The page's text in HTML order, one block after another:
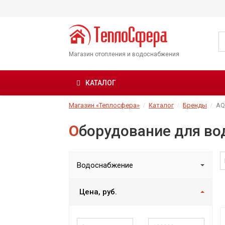
Магазин отопления и водоснабжения
КАТАЛОГ
Магазин «Теплосфера» Каталог Бренды
Оборудование для
Водоснабжение
Цена, руб.